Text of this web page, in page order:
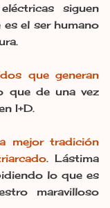
siguen
el ser humano
que generan
que de una vez
I+D.
mejor tradición
. Lástima
lo que es
maravilloso